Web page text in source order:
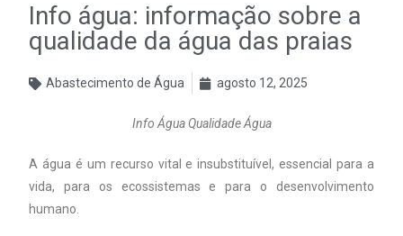
Info água: informação sobre a
qualidade da água das praias
Abastecimento de Água agosto 12, 2025
Info Água Qualidade Água
A água é um recurso vital e insubstituível, essencial para a
vida, para os ecossistemas e para o desenvolvimento
humano.